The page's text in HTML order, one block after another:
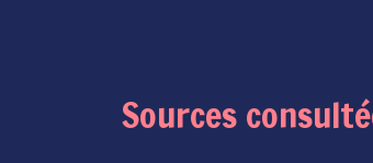
Sources